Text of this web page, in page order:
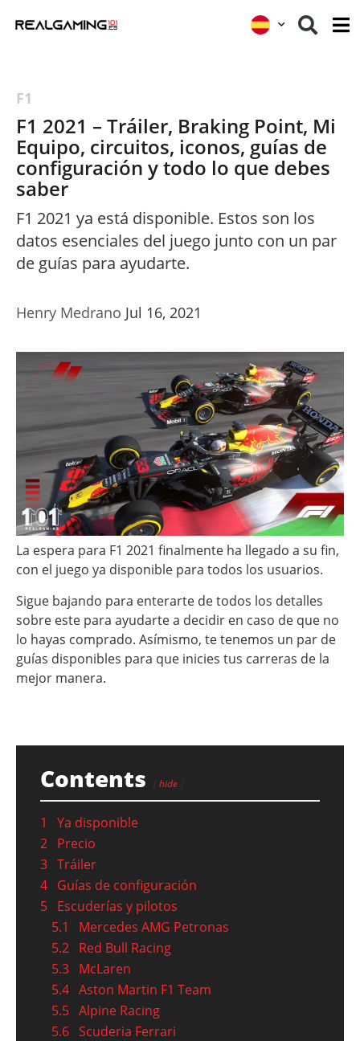
F1
F1 2021 – Tráiler, Braking Point, Mi
Equipo, circuitos, iconos, guías de
configuración y todo lo que debes
saber
F1 2021 ya está disponible. Estos son los
datos esenciales del juego junto con un par
de guías para ayudarte.
Henry Medrano Jul 16, 2021
La espera para F1 2021 finalmente ha llegado a su fin,
con el juego ya disponible para todos los usuarios.
Sigue bajando para enterarte de todos los detalles
sobre este para ayudarte a decidir en caso de que no
lo hayas comprado. Asímismo, te tenemos un par de
guías disponibles para que inicies tus carreras de la
mejor manera.
Contents hide
1
Ya disponible
2 Precio
3 Tráiler
4 Guías de configuración
5 Escuderías y pilotos
5.1
Mercedes AMG Petronas
5.2 Red Bull Racing
5.3 McLaren
5.4 Aston Martin F1 Team
5.5 Alpine Racing
5.6 Scuderia Ferrari